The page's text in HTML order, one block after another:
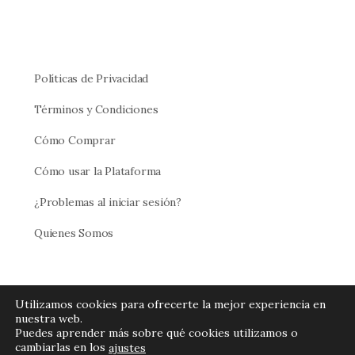
Políticas de Privacidad
Términos y Condiciones
Cómo Comprar
Cómo usar la Plataforma
¿Problemas al iniciar sesión?
Quienes Somos
Utilizamos cookies para ofrecerte la mejor experiencia en
nuestra web.
Puedes aprender más sobre qué cookies utilizamos o
cambiarlas en los ajustes